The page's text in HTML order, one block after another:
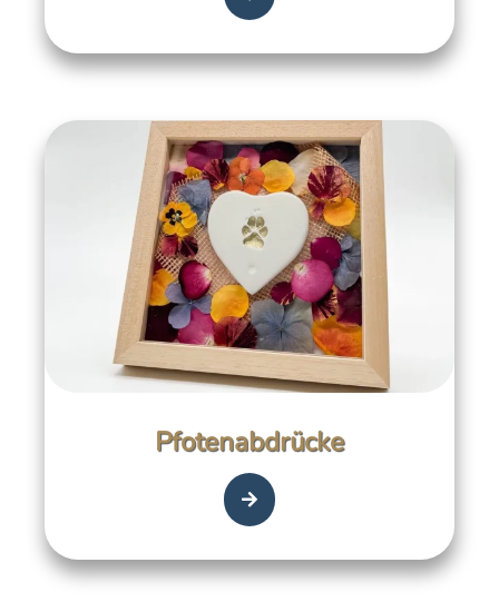
Pfotenabdrücke